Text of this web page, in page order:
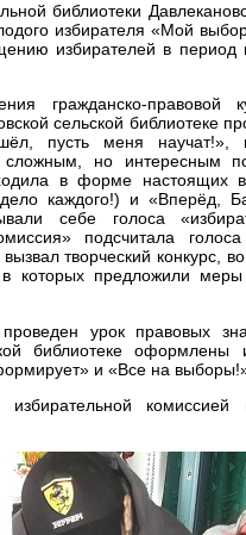
библиотеки
избирателя «Мой
избирателей в период
гражданско-правовой
сельской библиотеке
пусть меня научат!»,
сложным, но интересным
в форме настоящих
каждого!) и «Вперёд,
себе голоса
подсчитала
творческий конкурс,
которых предложили
урок правовых
библиотеке оформлены
и «Все на
комиссией